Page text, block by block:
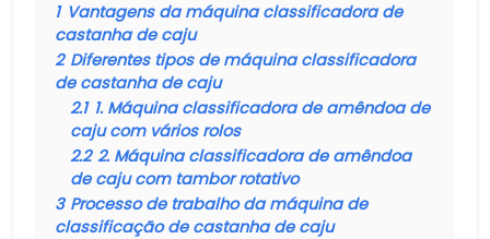
1 Vantagens da máquina classificadora de
castanha de caju
2 Diferentes tipos de máquina classificadora
de castanha de caju
2.1 1. Máquina classificadora de amêndoa de
caju com vários rolos
2.2 2. Máquina classificadora de amêndoa
de caju com tambor rotativo
3 Processo de trabalho da máquina de
classificação de castanha de caju